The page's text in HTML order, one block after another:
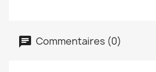
Commentaires (0)